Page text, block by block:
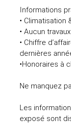
Informations
• Climatisation
• Aucun
• Chiffre
dernières
•Honoraires à
Ne manquez
Les
exposé sont